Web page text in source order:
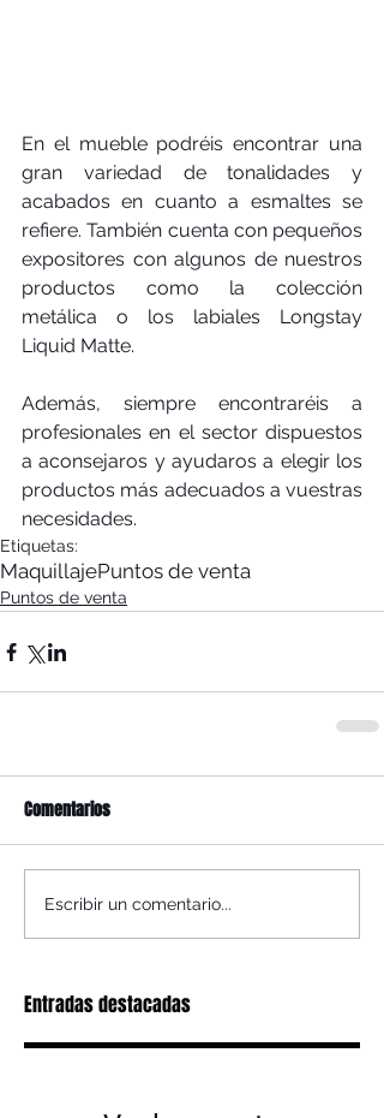
En el mueble podréis encontrar una
gran variedad de tonalidades y
acabados en cuanto a esmaltes se
refiere. También cuenta con pequeños
expositores con algunos de nuestros
productos como la colección
metálica o los labiales Longstay
Liquid Matte.
Además, siempre encontraréis a
profesionales en el sector dispuestos
a aconsejaros y ayudaros a elegir los
productos más adecuados a vuestras
necesidades.
Etiquetas:
MaquillajePuntos de venta
Puntos de venta
Comentarios
Escribir un comentario...
Entradas destacadas